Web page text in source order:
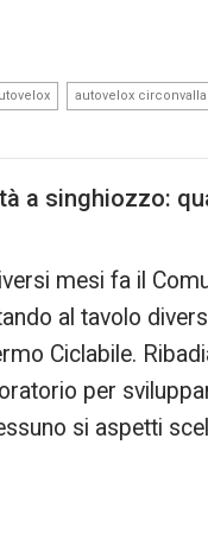
autovelox
a singhiozzo:
mesi fa il
al tavolo
Ciclabile.
per
si aspetti